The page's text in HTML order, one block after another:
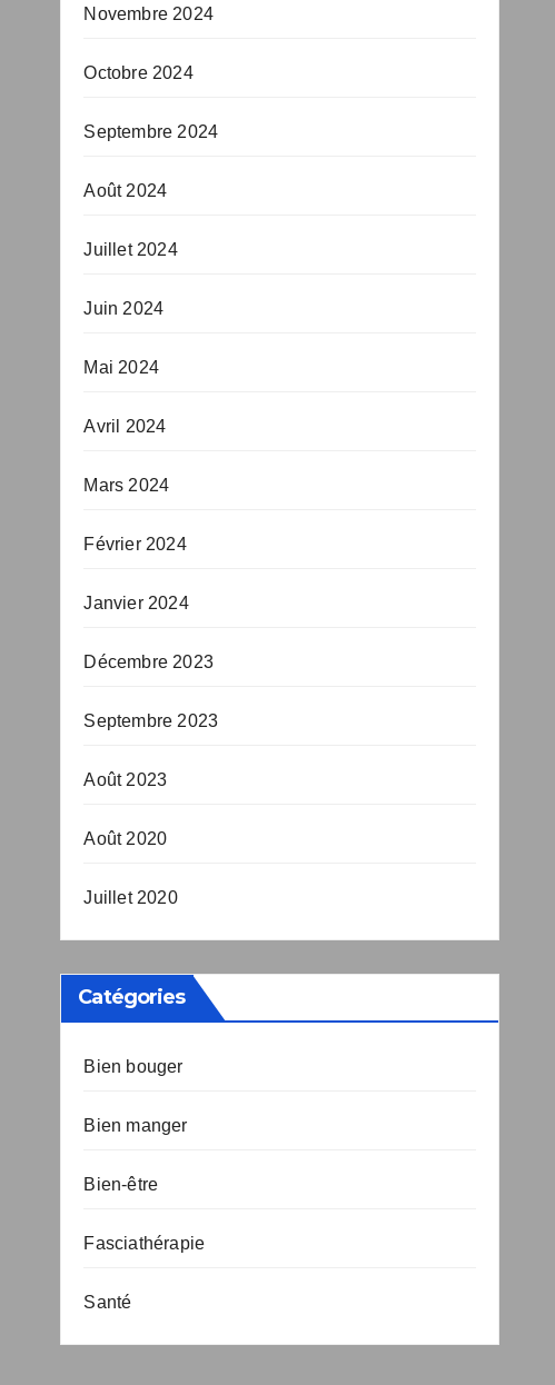
Novembre 2024
Octobre 2024
Septembre 2024
Août 2024
Juillet 2024
Juin 2024
Mai 2024
Avril 2024
Mars 2024
Février 2024
Janvier 2024
Décembre 2023
Septembre 2023
Août 2023
Août 2020
Juillet 2020
Catégories
Bien bouger
Bien manger
Bien-être
Fasciathérapie
Santé